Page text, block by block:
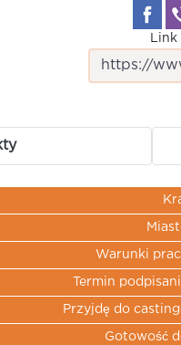
Warunki
Termin
Przyjdę do
Gotowość